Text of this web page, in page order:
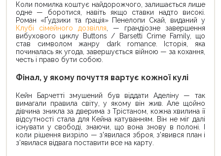
Коли помилка коштує найдорожчого, залишається лише
одне — боротися, навіть якщо ставки надто високі.
Роман «Ґудзики та ґрація» Пенелопи Скай, виданий у
Клубі сімейного дозвілля , — грандіозне завершення
вибухового циклу Buttons / Barsetti Crime Family, що
став символом жанру dark romance. Історія, яка
починалась як угода, завершується війною — за кохання,
честь і право бути собою.
Фінал, у якому почуття вартує кожної кулі
Кейн Барчетті змушений був віддати Аделіну — так
вимагали правила світу, у якому він жив. Але щойно
дівчина зникла за дверима з Трістаном, кожна хвилина її
відсутності стала для Кейна катуванням. Він не міг далі
існувати у свободі, знаючи, що вона знову в полоні. І
коли рішення визріло — з'явилася зброя, з'явився план і
з’явилася відвага поставити все на карту.